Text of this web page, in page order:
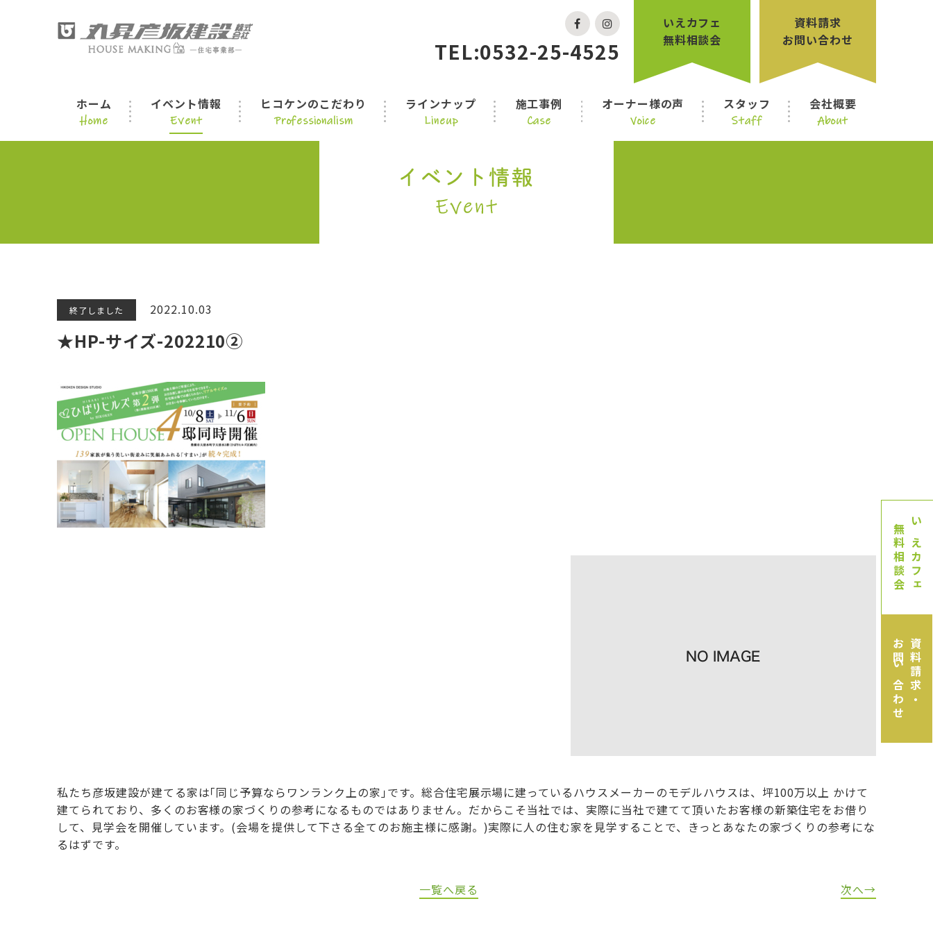
TEL:0532-25-4525
いえカフェ
無料相談会
資料請求
お問い合わせ
ホーム
Home
イベント情報
Event
ヒコケンのこだわり
Professionalism
ラインナップ
Lineup
施工事例
Case
オーナー様の声
Voice
スタッフ
Staff
会社概要
About
終了しました 2022.10.03
★HP-サイズ-202210②
私たち彦坂建設が建てる家は｢同じ予算ならワンランク上の家｣です。総合住宅展示場に建っているハウスメーカーのモデルハウスは、坪100万以上 かけて
建てられており、多くのお客様の家づくりの参考になるものではありません。だからこそ当社では、実際に当社で建てて頂いたお客様の新築住宅をお借り
して、見学会を開催しています。(会場を提供して下さる全てのお施主様に感謝。)実際に人の住む家を見学することで、きっとあなたの家づくりの参考にな
るはずです。
一覧へ戻る 次へ→
いえカフェ
無料相談会
資料請求・
お問い合わせ